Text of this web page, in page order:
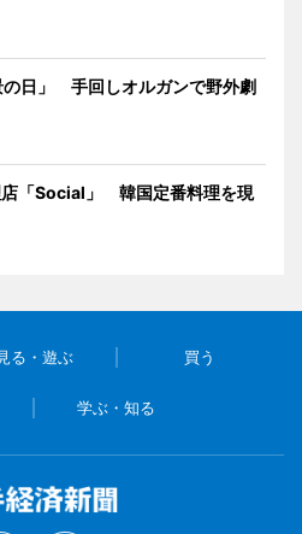
日」 手回しオルガンで野外劇
店「Social」 韓国定番料理を現
る・遊ぶ 買う
学ぶ・知る